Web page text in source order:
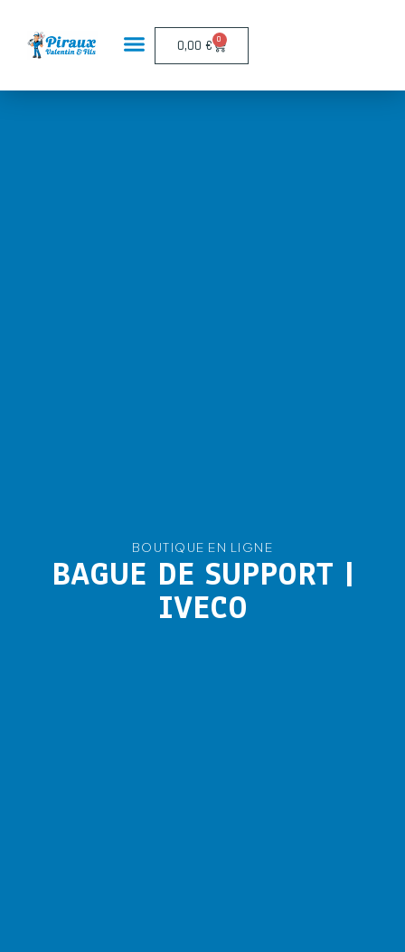
0,00 € 0
BOUTIQUE EN LIGNE
BAGUE DE SUPPORT |
IVECO